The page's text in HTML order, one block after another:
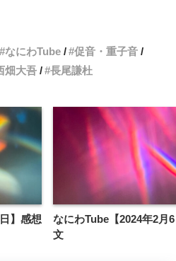
なにわTube
促音・重子音
畑大吾 長尾謙杜
】感想
なにわTube【2024年2月
文